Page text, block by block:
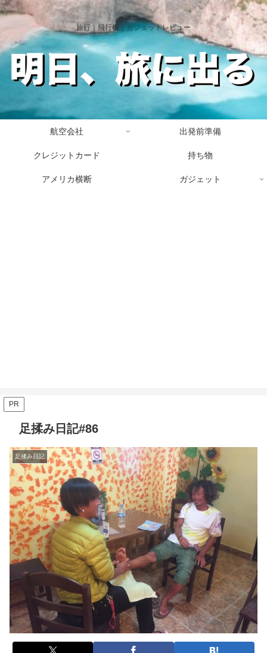
旅行｜飛行機｜ガジェットレビュー
航空会社 出発前準備
クレジットカード 持ち物
アメリカ横断 ガジェット
PR
足揉み日記#86
足揉み日記